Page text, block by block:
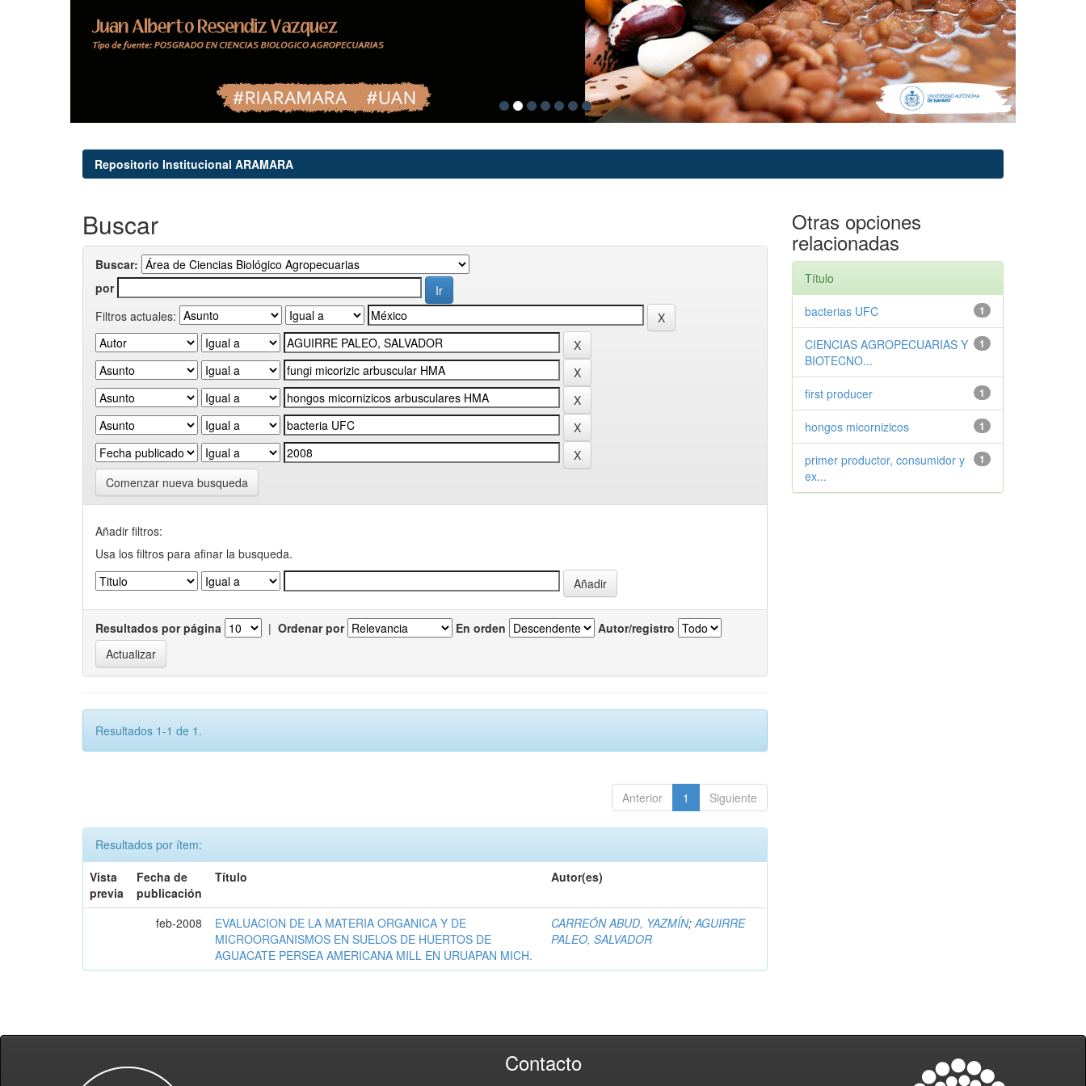
Repositorio Institucional ARAMARA
Buscar
Buscar:
por
Filtros actuales:
Comenzar nueva busqueda
Añadir filtros:
Usa los filtros para afinar la busqueda.
Resultados por página | Ordenar por En orden Autor/registro
Resultados 1-1 de 1.
Anterior 1 Siguiente
Resultados por ítem:
Vista
previa
Fecha de
publicación
Título Autor(es)
feb-2008
EVALUACION DE LA MATERIA ORGANICA Y DE
MICROORGANISMOS EN SUELOS DE HUERTOS DE
AGUACATE PERSEA AMERICANA MILL EN URUAPAN MICH.
CARREÓN ABUD, YAZMÍN;AGUIRRE
PALEO, SALVADOR
Otras opciones
relacionadas
Título
1
bacterias UFC
1
CIENCIAS AGROPECUARIAS Y
BIOTECNO...
1
first producer
1
hongos micornizicos
1
primer productor, consumidor y
ex...
Contacto